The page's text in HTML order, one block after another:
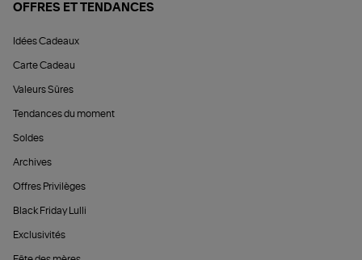
OFFRES ET TENDANCES
Idées Cadeaux
Carte Cadeau
Valeurs Sûres
Tendances du moment
Soldes
Archives
Offres Privilèges
Black Friday Lulli
Exclusivités